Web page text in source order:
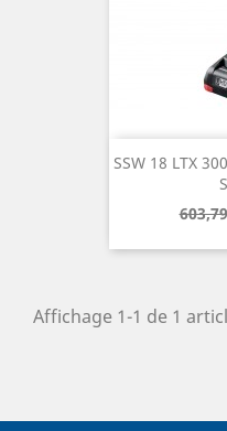
SSW 18 LTX
Prix
base
Affichage 1-1 de 1